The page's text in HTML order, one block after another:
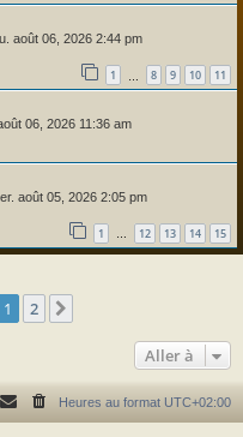
août 06, 2026 2:44 pm
1 8 9 10 11
06, 2026 11:36 am
août 05, 2026 2:05 pm
1 … 12 13 14 15
1 2
Aller à
Heures au format UTC+02:00